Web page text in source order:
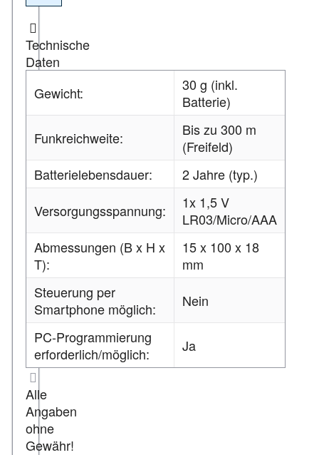
Technische
Daten
Gewicht:
30 g (inkl.
Batterie)
Funkreichweite:
Bis zu 300 m
(Freifeld)
Batterielebensdauer:
2 Jahre (typ.)
Versorgungsspannung:
1x 1,5 V
LR03/Micro/AAA
Abmessungen (B x H x
T):
15 x 100 x 18
mm
Steuerung per
Smartphone möglich:
Nein
PC-Programmierung
erforderlich/möglich:
Ja
Alle
Angaben
ohne
Gewähr!